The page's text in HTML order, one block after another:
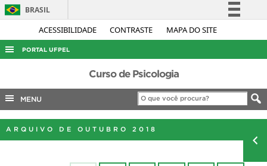
ACESSIBILIDADE CONTRASTE MAPA DO SITE
BRASIL
Simplifique!
Acesso à informação
Legislação
Canais
PORTAL UFPEL
ACESSO À INFORMAÇÃO
AUDITORIA
COBALTO
CONCURSOS
Curso de Psicologia
MENU
ARQUIVO DE OUTUBRO 2018